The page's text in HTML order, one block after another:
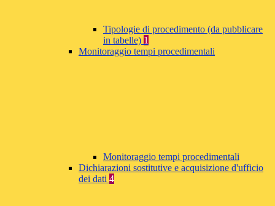
Tipologie di procedimento (da pubblicare
in tabelle) 1
Monitoraggio tempi procedimentali
Monitoraggio tempi procedimentali
Dichiarazioni sostitutive e acquisizione d'ufficio
dei dati 4